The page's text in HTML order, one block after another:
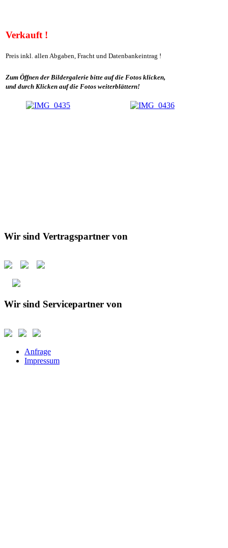
Verkauft !
Preis inkl. allen Abgaben, Fracht und Datenbankeintrag !
Zum Öffnen der Bildergalerie bitte auf die Fotos klicken,
und durch Klicken auf die Fotos weiterblättern!
Wir sind Vertragspartner von
Wir sind Servicepartner von
Anfrage
Impressum